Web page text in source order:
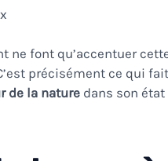
ne font qu’accentuer
précisément ce qui
de la nature dans son